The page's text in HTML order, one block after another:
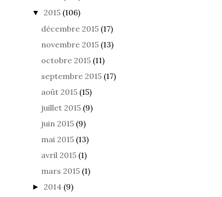
▼ 2015 (106)
décembre 2015 (17)
novembre 2015 (13)
octobre 2015 (11)
septembre 2015 (17)
août 2015 (15)
juillet 2015 (9)
juin 2015 (9)
mai 2015 (13)
avril 2015 (1)
mars 2015 (1)
► 2014 (9)